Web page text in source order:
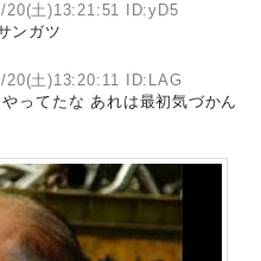
20(土)13:21:51 ID:yD5
ンガツ
20(土)13:20:11 ID:LAG
ってたな あれは最初気づかん